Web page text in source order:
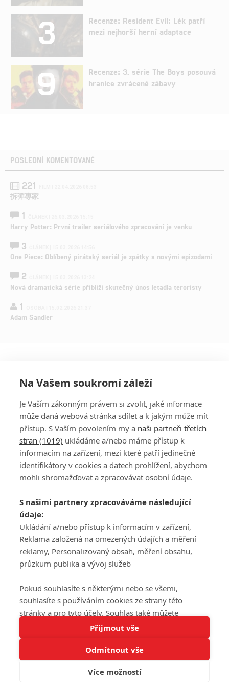
Tato stránka používá soubory cookies.
Rozumím
3
Recenze: Resident Evil: Lék patří
mezi nejhorší herní adaptace
9
Recenze: 3. série The Boys posouvá
hranice zvrácené zábavy
POSLEDNÍ KOMENTOVANÉ
221
拆彈專家
1
Harry Potter: První trailer seriálového zpracování je venku
3
One Piece: Oblíbený pirátský seriál je zpátky s novými epizodami
2
Nová dramatická série přiblíží skutečný únos letadla teroristy
1
Adam Sandler
PŘIHLÁSIT
REGISTROVAT
DISKUZE
Šéfredaktorkou webu jePetr Slavík, e-mailserialy@fandimefilmu.cz
Máte-li zájem o inzerci na našem webu napište nám na e-mail
studio@koncal.com
Ochrana osobních údajů|Zásady používání cookies |Pravidla webu
Upravit nastavení soukromí
© 2016 – 2026 FandimeSerialum.cz / All rights reserved /
Koncal studio s.r.o., IČO: 03604071, Lýskova 2073/57, Stodůlky, 155
Na Vašem soukromí záleží
Je Vaším zákonným právem si zvolit, jaké informace
může daná webová stránka sdílet a k jakým může mít
přístup. S Vaším povolením my a naši partneři třetích
stran (1019) ukládáme a/nebo máme přístup k
informacím na zařízení, mezi které patří jedinečné
identifikátory v cookies a datech prohlížení, abychom
mohli shromažďovat a zpracovávat osobní údaje.
S našimi partnery zpracováváme následující
údaje:
Ukládání a/nebo přístup k informacím v zařízení,
Reklama založená na omezených údajích a měření
reklamy, Personalizovaný obsah, měření obsahu,
průzkum publika a vývoj služeb
Pokud souhlasíte s některými nebo se všemi,
souhlasíte s používáním cookies ze strany této
stránky a pro tyto účely. Souhlas také můžete
odmítnout, ale v takovém případě vám na stránce
nebudou k dispozici některé personalizované funkce.
Vaše volby souhlasu se budou vztahovat pouze na
tuto webovou stránku. Vaše nastavení a odvolání
souhlasu můžete kdykoli změnit na stránce s
Přijmout vše
Odmítnout vše
Více možností